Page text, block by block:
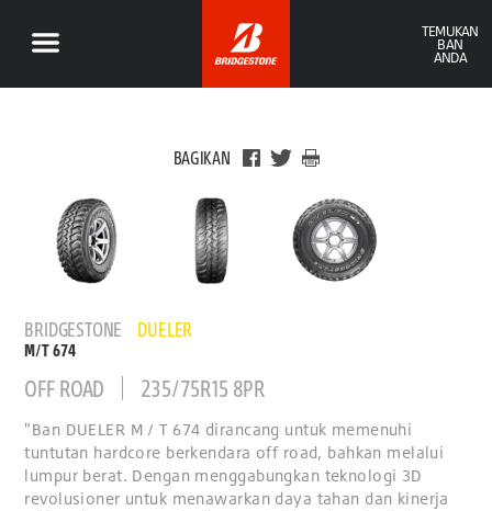
TEMUKAN
BAN
ANDA
BAGIKAN
BRIDGESTONE DUELER
M/T 674
OFF ROAD 235/75R15 8PR
"Ban DUELER M / T 674 dirancang untuk memenuhi
tuntutan hardcore berkendara off road, bahkan melalui
lumpur berat. Dengan menggabungkan teknologi 3D
revolusioner untuk menawarkan daya tahan dan kinerja